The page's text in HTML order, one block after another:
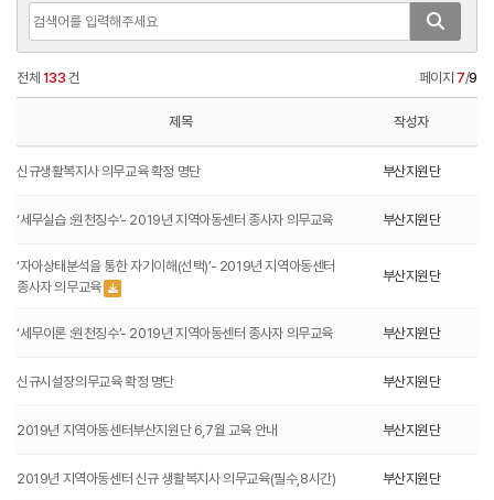
전체 133 건 페이지 7/9
제목 작성자
신규생활복지사 의무교육 확정 명단 부산지원단
‘세무실습 :원천징수’- 2019년 지역아동센터 종사자 의무교육 부산지원단
‘자아상태분석을 통한 자기이해(선택)’- 2019년 지역아동센터
종사자 의무교육
부산지원단
‘세무이론 :원천징수’- 2019년 지역아동센터 종사자 의무교육 부산지원단
신규시설장의무교육 확정 명단 부산지원단
2019년 지역아동센터부산지원단 6,7월 교육 안내 부산지원단
2019년 지역아동센터 신규 생활복지사 의무교육(필수,8시간) 부산지원단